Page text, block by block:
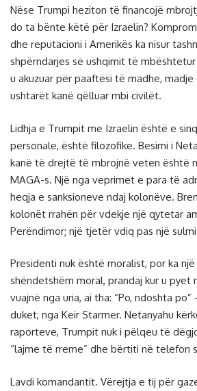
Nëse Trumpi heziton të financojë
do ta bënte këtë për Izraelin?
dhe reputacioni i Amerikës ka nisur
shpërndarjes së ushqimit të
u akuzuar për paaftësi të madhe,
ushtarët kanë qëlluar mbi civilët.
Lidhja e Trumpit me Izraelin është e
personale, është filozofike. Besimi i
kanë të drejtë të mbrojnë veten është
MAGA-s. Një nga veprimet e para të
heqja e sanksioneve ndaj kolonëve.
kolonët rrahën për vdekje një qytetar
Perëndimor; një tjetër vdiq pas një
Presidenti nuk është moralist, por ka
shëndetshëm moral, prandaj kur u pyet
vuajnë nga uria, ai tha: “Po, ndoshta po”
duket, nga Keir Starmer. Netanyahu
raporteve, Trumpit nuk i pëlqeu të
“lajme të rreme” dhe bërtiti në telefon
Lavdi komandantit. Vërejtja e tij për